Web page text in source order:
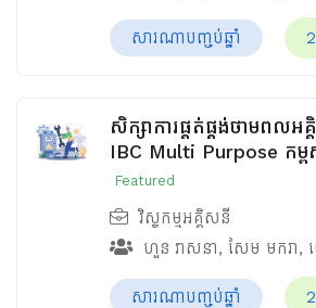
សារណាបញ្ចប់ឆ្នាំ
សិក្សាការផ្គត់ផ្គង់ថាមពលអគ្
IBC Multi Purpose កម្
Featured
វិស្វកម្មអគ្គិសនី
ហួន​ វាសនា, សែម មករា,
សារណាបញ្ចប់ឆ្នាំ